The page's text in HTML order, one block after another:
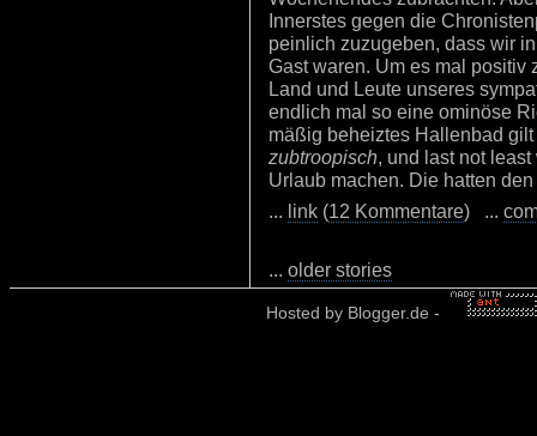
Innerstes gegen die
peinlich zuzugeben, dass wir
Gast waren. Um es mal positiv
Land und Leute unseres
endlich mal so eine ominöse
mäßig beheiztes Hallenbad
zubtroopisch, und last not
Urlaub machen. Die hatten
... link (12 Kommentare) ...
... older stories
Hosted by Blogger.de -